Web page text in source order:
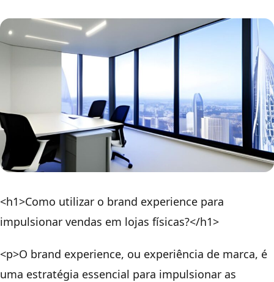
<h1>Como utilizar o brand experience para
impulsionar vendas em lojas físicas?</h1>
<p>O brand experience, ou experiência de marca, é
uma estratégia essencial para impulsionar as